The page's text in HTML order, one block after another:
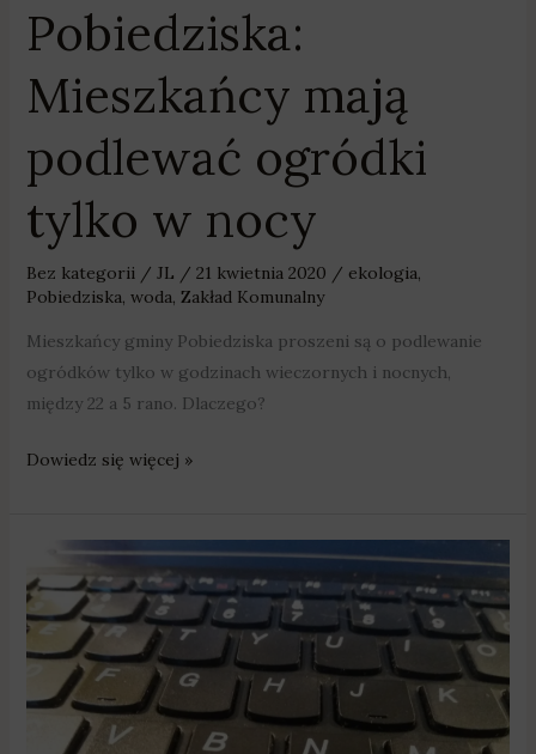
Pobiedziska:
Mieszkańcy mają
podlewać ogródki
tylko w nocy
Bez kategorii/ JL / 21 kwietnia 2020 / ekologia,
Pobiedziska, woda, Zakład Komunalny
Mieszkańcy gminy Pobiedziska proszeni są o podlewanie
ogródków tylko w godzinach wieczornych i nocnych,
między 22 a 5 rano. Dlaczego?
Dowiedz się więcej »
Swarzędz
zakupił
komputery
dla
uczniów